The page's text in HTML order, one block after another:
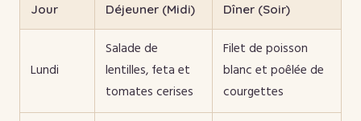
Jour Déjeuner (Midi) Dîner (Soir)
Lundi
Salade de
lentilles, feta et
tomates cerises
Filet de poisson
blanc et poêlée de
courgettes